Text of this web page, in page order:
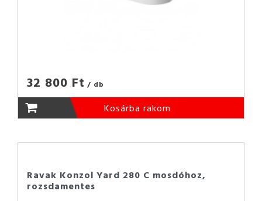
32 800 Ft / db
Kosárba rakom
Ravak Konzol Yard 280 C mosdóhoz,
rozsdamentes